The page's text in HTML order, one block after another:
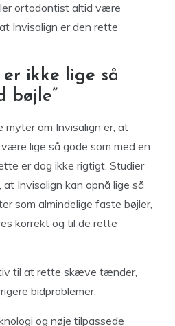
ortodontist altid være
Invisalign er den rette
er ikke lige så
bøjle”
myter om Invisalign er, at
lige så gode som med en
er dog ikke rigtigt. Studier
Invisalign kan opnå lige så
som almindelige faste bøjler,
korrekt og til de rette
til at rette skæve tænder,
bidproblemer.
og nøje tilpassede